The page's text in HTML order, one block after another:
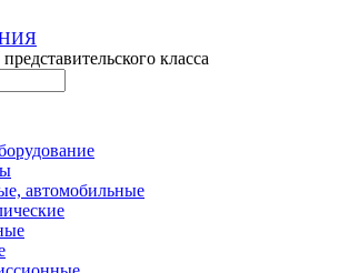
класса
автомобильные